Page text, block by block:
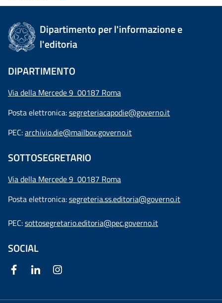
Dipartimento per l'informazione e
l'editoria
DIPARTIMENTO
Via della Mercede 9 00187 Roma
Posta elettronica:segreteriacapodie@governo.it
PEC:archivio.die@mailbox.governo.it
SOTTOSEGRETARIO
Via della Mercede 9 00187 Roma
Posta elettronica:segreteria.ss.editoria@governo.it
PEC:sottosegretario.editoria@pec.governo.it
SOCIAL